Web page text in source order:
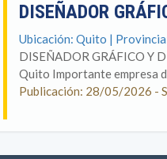
DISEÑADOR
Ubicación: Quito |
DISEÑADOR GRÁFICO Y
Quito Importante empresa
Publicación: 28/05/2026 -